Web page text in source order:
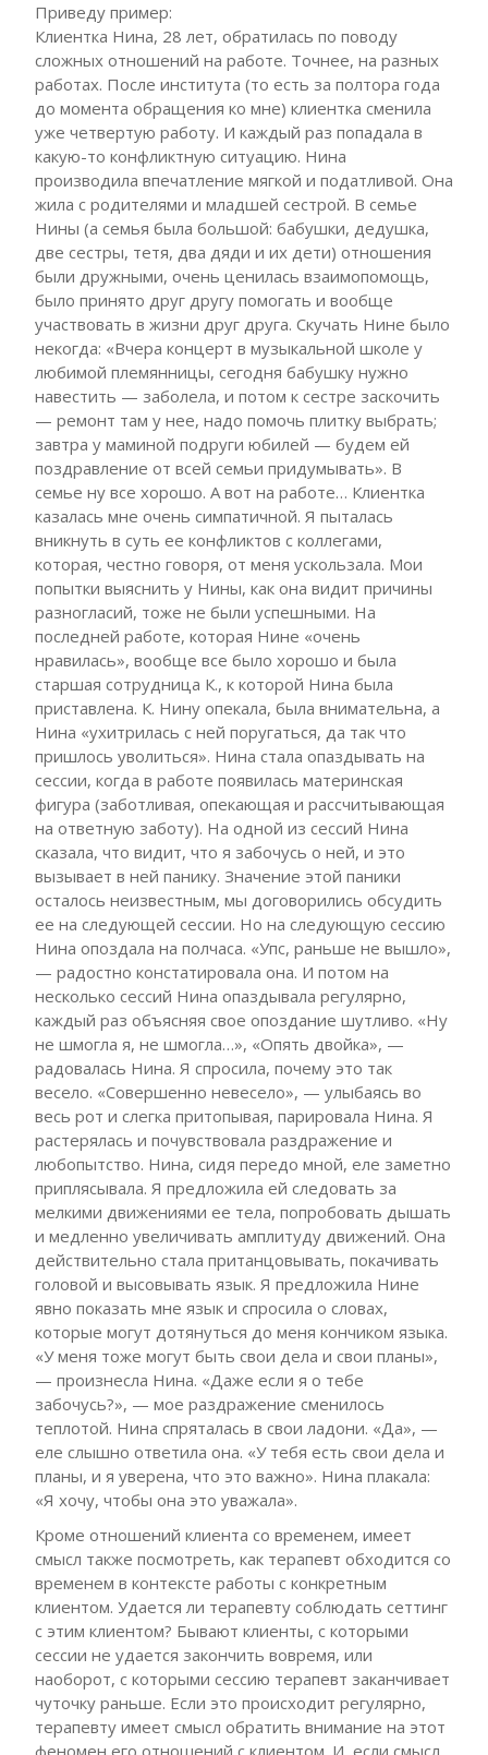
Приведу пример:
Клиентка Нина, 28 лет, обратилась по поводу
сложных отношений на работе. Точнее, на разных
работах. После института (то есть за полтора года
до момента обращения ко мне) клиентка сменила
уже четвертую работу. И каждый раз попадала в
какую-то конфликтную ситуацию. Нина
производила впечатление мягкой и податливой. Она
жила с родителями и младшей сестрой. В семье
Нины (а семья была большой: бабушки, дедушка,
две сестры, тетя, два дяди и их дети) отношения
были дружными, очень ценилась взаимопомощь,
было принято друг другу помогать и вообще
участвовать в жизни друг друга. Скучать Нине было
некогда: «Вчера концерт в музыкальной школе у
любимой племянницы, сегодня бабушку нужно
навестить — заболела, и потом к сестре заскочить
— ремонт там у нее, надо помочь плитку выбрать;
завтра у маминой подруги юбилей — будем ей
поздравление от всей семьи придумывать». В
семье ну все хорошо. А вот на работе… Клиентка
казалась мне очень симпатичной. Я пыталась
вникнуть в суть ее конфликтов с коллегами,
которая, честно говоря, от меня ускользала. Мои
попытки выяснить у Нины, как она видит причины
разногласий, тоже не были успешными. На
последней работе, которая Нине «очень
нравилась», вообще все было хорошо и была
старшая сотрудница К., к которой Нина была
приставлена. К. Нину опекала, была внимательна, а
Нина «ухитрилась с ней поругаться, да так что
пришлось уволиться». Нина стала опаздывать на
сессии, когда в работе появилась материнская
фигура (заботливая, опекающая и рассчитывающая
на ответную заботу). На одной из сессий Нина
сказала, что видит, что я забочусь о ней, и это
вызывает в ней панику. Значение этой паники
осталось неизвестным, мы договорились обсудить
ее на следующей сессии. Но на следующую сессию
Нина опоздала на полчаса. «Упс, раньше не вышло»,
— радостно констатировала она. И потом на
несколько сессий Нина опаздывала регулярно,
каждый раз объясняя свое опоздание шутливо. «Ну
не шмогла я, не шмогла…», «Опять двойка», —
радовалась Нина. Я спросила, почему это так
весело. «Совершенно невесело», — улыбаясь во
весь рот и слегка притопывая, парировала Нина. Я
растерялась и почувствовала раздражение и
любопытство. Нина, сидя передо мной, еле заметно
приплясывала. Я предложила ей следовать за
мелкими движениями ее тела, попробовать дышать
и медленно увеличивать амплитуду движений. Она
действительно стала пританцовывать, покачивать
головой и высовывать язык. Я предложила Нине
явно показать мне язык и спросила о словах,
которые могут дотянуться до меня кончиком языка.
«У меня тоже могут быть свои дела и свои планы»,
— произнесла Нина. «Даже если я о тебе
забочусь?», — мое раздражение сменилось
теплотой. Нина спряталась в свои ладони. «Да», —
еле слышно ответила она. «У тебя есть свои дела и
планы, и я уверена, что это важно». Нина плакала:
«Я хочу, чтобы она это уважала».
Кроме отношений клиента со временем, имеет
смысл также посмотреть, как терапевт обходится со
временем в контексте работы с конкретным
клиентом. Удается ли терапевту соблюдать сеттинг
с этим клиентом? Бывают клиенты, с которыми
сессии не удается закончить вовремя, или
наоборот, с которыми сессию терапевт заканчивает
чуточку раньше. Если это происходит регулярно,
терапевту имеет смысл обратить внимание на этот